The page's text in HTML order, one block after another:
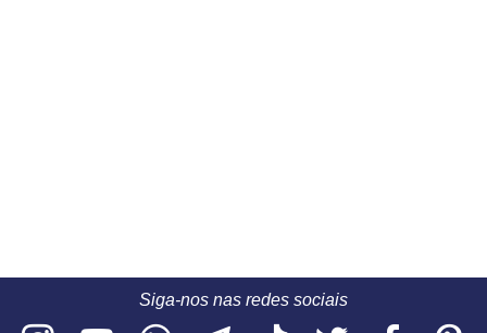
Siga-nos nas redes sociais